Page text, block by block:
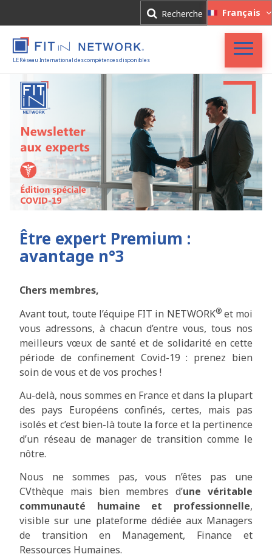
Recherche Français
LE Réseau International des compétences disponibles
Accueil
Entreprises
Experts
Actualités
Connexion
Inscription
Être expert Premium :
avantage n°3
Chers membres,
Avant tout, toute l’équipe FIT in NETWORK® et moi
vous adressons, à chacun d’entre vous, tous nos
meilleurs vœux de santé et de solidarité en cette
période de confinement Covid-19 : prenez bien
soin de vous et de vos proches !
Au-delà, nous sommes en France et dans la plupart
des pays Européens confinés, certes, mais pas
isolés et c’est bien-là toute la force et la pertinence
d’un réseau de manager de transition comme le
nôtre.
Nous ne sommes pas, vous n’êtes pas une
CVthèque mais bien membres d’une véritable
communauté humaine et professionnelle,
visible sur une plateforme dédiée aux Managers
de transition en Management, Finance et
Ressources Humaines.